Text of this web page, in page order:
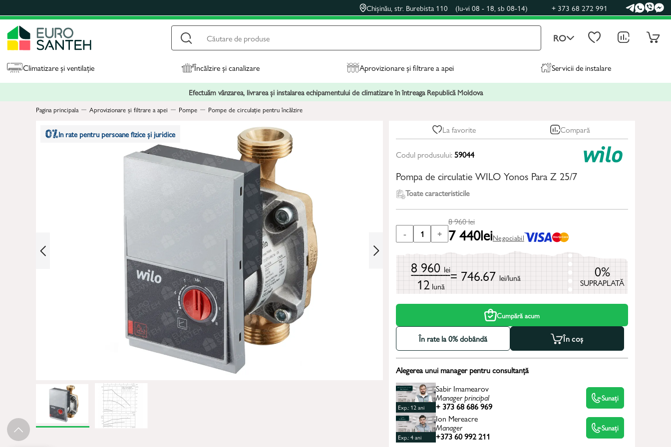
Chișinău, str. Burebista 110 (lu-vi 08 - 18, sb 08-14) + 373 68 272 991
RO
Climatizare și ventilație Încălzire și canalizare Aprovizionare și filtrare a apei Servicii de instalare
Efectuăm vânzarea, livrarea și instalarea echipamentului de climatizare în întreaga Republică Moldova
Pagina principala Aprovizionare și filtrare a apei Pompe Pompe de circulație pentru încălzire
In rate pentru persoane fizice și juridice La favorite Compară
Codul produsului:59044
Pompa de circulatie WILO Yonos Para Z 25/7
Toate caracteristicile
- 1 +
8 960lei
7 440leiNegociabil
8 960 lei
12 lună
= 746.67 lei/lună 0%
SUPRAPLATĂ
Cumpără acum
În rate la 0% dobândă În coș
Alegerea unui manager pentru consultanță
Exp.: 12 ani
Sabir Imamearov
Manager principal
+ 373 68 686 969
Sunați
Exp.: 4 ani
Ion Mereacre
Manager
+373 60 992 211
Sunați